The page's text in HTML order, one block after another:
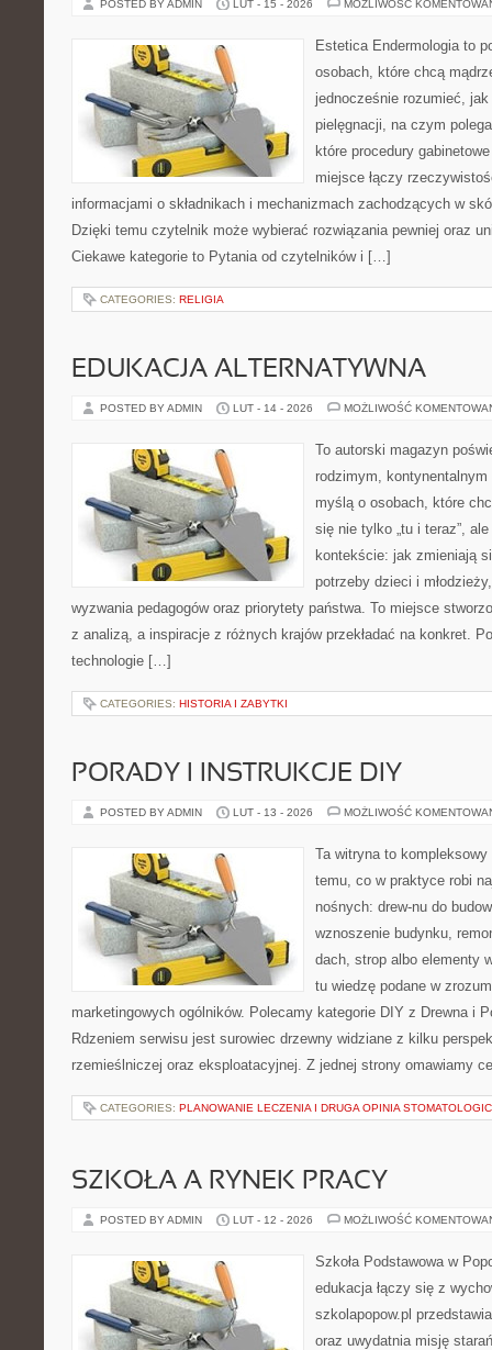
POSTED BY ADMIN LUT - 15 - 2026 MOŻLIWOŚĆ
Estetica Endermologia to
osobach, które chcą
jednocześnie rozumieć, jak
pielęgnacji, na czym
które procedury
miejsce łączy
informacjami o składnikach i mechanizmach zachodzących w
Dzięki temu czytelnik może wybierać rozwiązania pewniej oraz
Ciekawe kategorie to Pytania od czytelników i […]
CATEGORIES: RELIGIA
EDUKACJA ALTERNATYWNA
POSTED BY ADMIN LUT - 14 - 2026 MOŻLIWOŚĆ
To autorski magazyn
rodzimym,
myślą o osobach, które
się nie tylko „tu i teraz”,
kontekście: jak zmieniają
potrzeby dzieci i
wyzwania pedagogów oraz priorytety państwa. To miejsce
z analizą, a inspiracje z różnych krajów przekładać na konkret.
technologie […]
CATEGORIES: HISTORIA I ZABYTKI
PORADY I INSTRUKCJE DIY
POSTED BY ADMIN LUT - 13 - 2026 MOŻLIWOŚĆ
Ta witryna to
temu, co w praktyce robi
nośnych: drew-nu do
wznoszenie budynku,
dach, strop albo elementy
tu wiedzę podane w
marketingowych ogólników. Polecamy kategorie DIY z Drewna i
Rdzeniem serwisu jest surowiec drzewny widziane z kilku
rzemieślniczej oraz eksploatacyjnej. Z jednej strony omawiamy
CATEGORIES: PLANOWANIE LECZENIA I DRUGA OPINIA
SZKOŁA A RYNEK PRACY
POSTED BY ADMIN LUT - 12 - 2026 MOŻLIWOŚĆ
Szkoła Podstawowa w
edukacja łączy się z
szkolapopow.pl
oraz uwydatnia misję